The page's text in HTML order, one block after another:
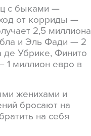
с быками —
от корриды —
2,5 миллиона
и Эль Фади — 2
де Убрике, Финито
миллион евро в
женихами и
бросают на
на себя